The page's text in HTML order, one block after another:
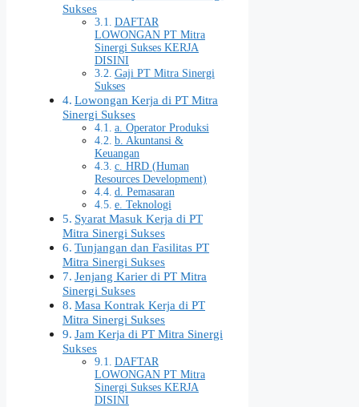
Sukses
DAFTAR
LOWONGAN PT Mitra
Sinergi Sukses KERJA
DISINI
Gaji PT Mitra Sinergi
Sukses
Lowongan Kerja di PT Mitra
Sinergi Sukses
a. Operator Produksi
b. Akuntansi &
Keuangan
c. HRD (Human
Resources Development)
d. Pemasaran
e. Teknologi
Syarat Masuk Kerja di PT
Mitra Sinergi Sukses
Tunjangan dan Fasilitas PT
Mitra Sinergi Sukses
Jenjang Karier di PT Mitra
Sinergi Sukses
Masa Kontrak Kerja di PT
Mitra Sinergi Sukses
Jam Kerja di PT Mitra Sinergi
Sukses
DAFTAR
LOWONGAN PT Mitra
Sinergi Sukses KERJA
DISINI